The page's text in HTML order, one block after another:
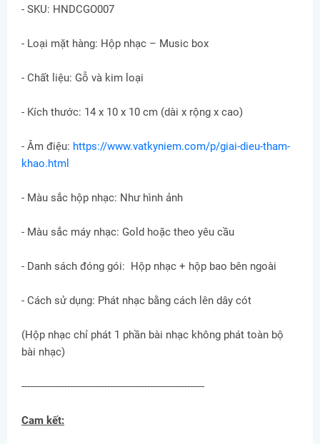
- SKU: HNDCGO007
- Loại mặt hàng: Hộp nhạc – Music box
- Chất liệu: Gỗ và kim loại
- Kích thước: 14 x 10 x 10 cm (dài x rộng x cao)
- Âm điệu: https://www.vatkyniem.com/p/giai-dieu-tham-
khao.html
- Màu sắc hộp nhạc: Như hình ảnh
- Màu sắc máy nhạc: Gold hoặc theo yêu cầu
- Danh sách đóng gói: Hộp nhạc + hộp bao bên ngoài
- Cách sử dụng: Phát nhạc bằng cách lên dây cót
(Hộp nhạc chỉ phát 1 phần bài nhạc không phát toàn bộ
bài nhạc)
----------------------------------------------------------------
Cam kết: